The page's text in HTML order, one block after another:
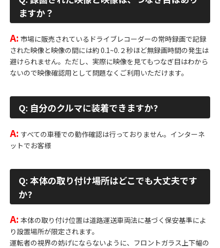
ますか？
A: 市場に販売されているドライブレコーダーの常時録画で記録
された映像と映像の間には約 0.1~0.２秒ほど無録画時間の発生は
避けられません。ただし、実際に映像を見てもつなぎ目はわから
ないので映像確認用として問題なくご利用いただけます。
Q: 自分のクルマに装着できますか?
A: すべての車種での動作確認は行っておりません。インターネ
ットでお客様
Q: 本体の取り付け場所はどこでも大丈夫です
か?
A: 本体の取り付け位置は道路運送車両法に基づく保安基準によ
り設置場所が限定されます。
運転者の視界の妨げにならないように、フロントガラス上下幅の